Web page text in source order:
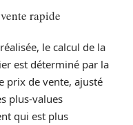
rapide
le calcul de la
est déterminé par la
prix de vente, ajusté
plus-values
qui est plus